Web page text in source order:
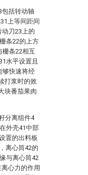
括转动轴
上等间距间
刀23上的
条22的上方
栅条22相互
水平设置且
够快速将经
打浆时的效
块番茄果肉
分离组件4
外壳41中部
置的出料板
离心筒42的
与离心筒42
心力的作用